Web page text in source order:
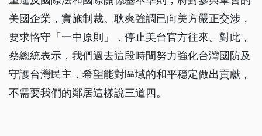
美國企業，實施制裁。耿爽強調已向美方嚴正交涉，
要求恪守「一中原則」，停止美台官方往來。對此，
蔡總統表示，我們過去這段時間努力強化台灣國防及
守護台灣民主，希望能對區域的和平穩定做出貢獻，
不需要我們的鄰居這樣說三道四。